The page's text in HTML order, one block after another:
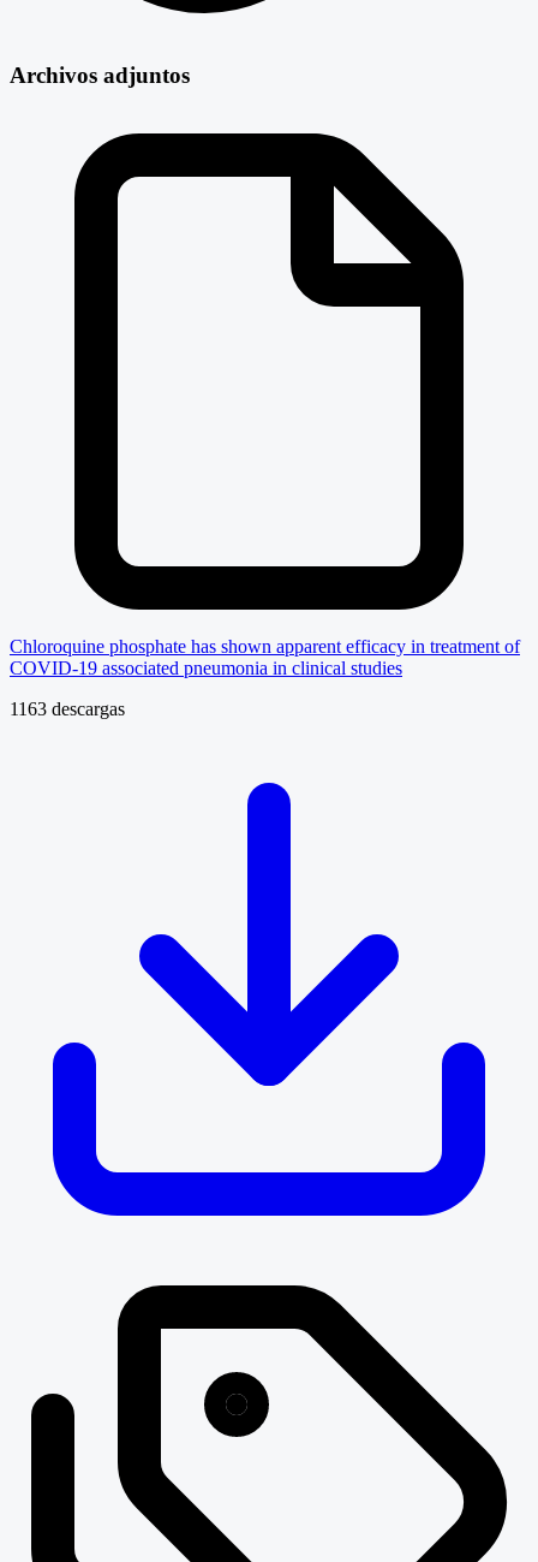
Archivos adjuntos
Chloroquine phosphate has shown apparent efficacy in treatment of
COVID-19 associated pneumonia in clinical studies
1163 descargas